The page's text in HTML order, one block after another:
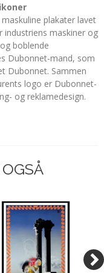
plakater lavet
industriens maskiner og
boblende
Dubonnet-mand, som
Dubonnet. Sammen
logo er Dubonnet-
og reklamedesign.